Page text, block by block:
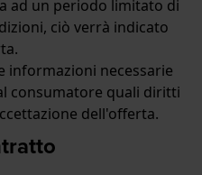
ad un periodo limitato di
ciò verrà indicato
informazioni necessarie
consumatore quali diritti
dell'offerta.